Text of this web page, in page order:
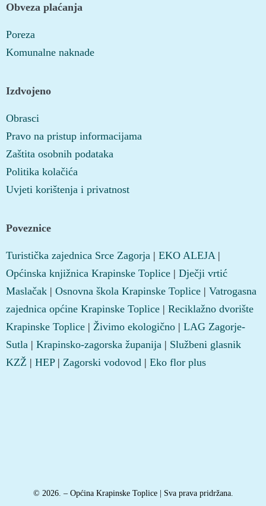
Obveza plaćanja
Poreza
Komunalne naknade
Izdvojeno
Obrasci
Pravo na pristup informacijama
Zaštita osobnih podataka
Politika kolačića
Uvjeti korištenja i privatnost
Poveznice
Turistička zajednica Srce Zagorja | EKO ALEJA |
Općinska knjižnica Krapinske Toplice | Dječji vrtić
Maslačak | Osnovna škola Krapinske Toplice | Vatrogasna
zajednica općine Krapinske Toplice | Reciklažno dvorište
Krapinske Toplice | Živimo ekologično | LAG Zagorje-
Sutla | Krapinsko-zagorska županija | Službeni glasnik
KZŽ | HEP| Zagorski vodovod | Eko flor plus
© 2026. – Općina Krapinske Toplice | Sva prava pridržana.